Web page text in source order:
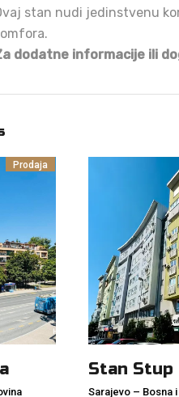
stan nudi jedinstvenu
dodatne informacije ili
Prodaja
Stan Stup
Sarajevo – Bosna